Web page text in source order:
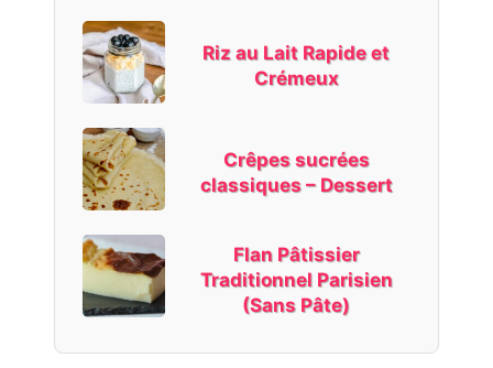
Riz au Lait Rapide et
Crémeux
Crêpes sucrées
classiques – Dessert
Flan Pâtissier
Traditionnel Parisien
(Sans Pâte)